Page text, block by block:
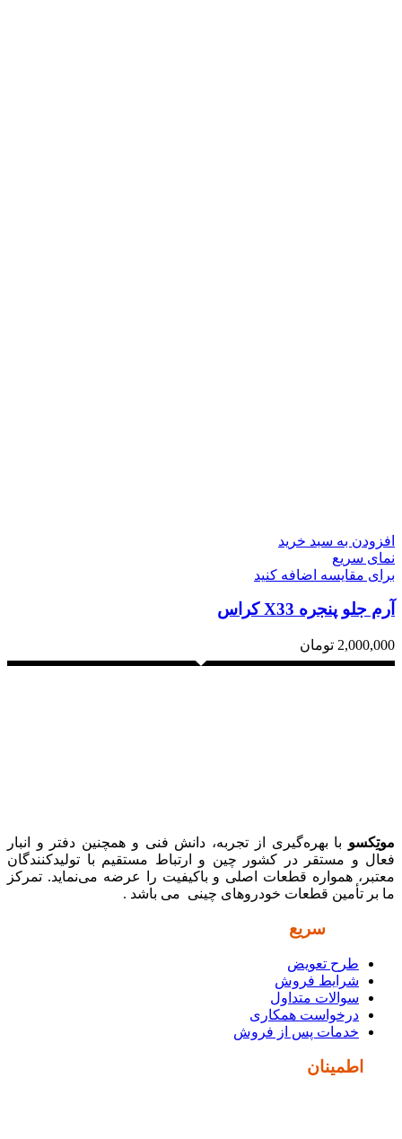
افزودن به سبد خرید
نمای سریع
برای مقایسه اضافه کنید
آرم جلو پنجره X33 کراس
2,000,000 تومان
موتِکسو با بهره‌گیری از تجربه، دانش فنی و همچنین دفتر و انبار
فعال و مستقر در کشور چین و ارتباط مستقیم با تولیدکنندگان
معتبر، همواره قطعات اصلی و باکیفیت را عرضه می‌نماید. تمرکز
ما بر تأمین قطعات خودروهای چینی می باشد .
سریع
طرح تعویض
شرایط فروش
سوالات متداول
درخواست همکاری
خدمات پس از فروش
اطمینان